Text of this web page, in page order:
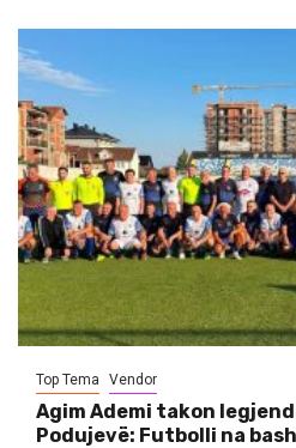
Top Tema Vendor
Agim Ademi takon
Podujevë: Futbolli na